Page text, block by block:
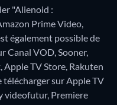
"Alienoid :
Prime Video,
également possible de
Canal VOD, Sooner,
TV Store, Rakuten
télécharger sur Apple TV
videofutur, Premiere